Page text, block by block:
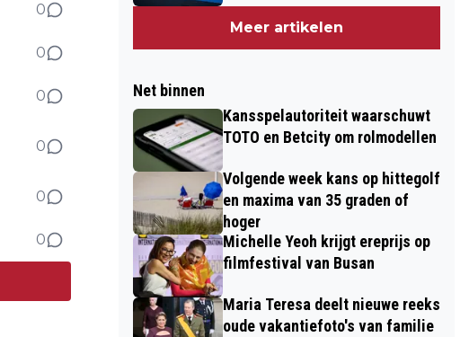
0
0
0
0
0
0
Meer artikelen
Net binnen
Kansspelautoriteit waarschuwt
TOTO en Betcity om rolmodellen
Volgende week kans op hittegolf
en maxima van 35 graden of
hoger
Michelle Yeoh krijgt ereprijs op
filmfestival van Busan
Maria Teresa deelt nieuwe reeks
oude vakantiefoto's van familie